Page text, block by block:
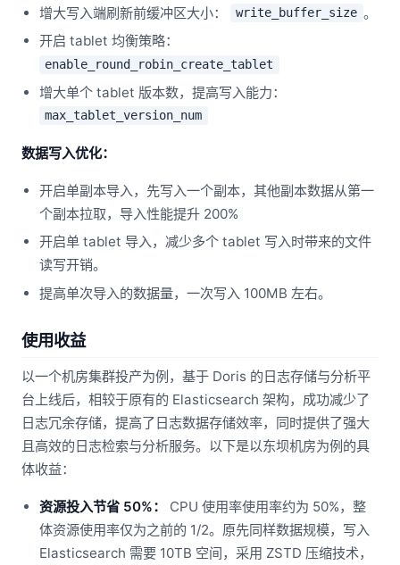
增大写入端刷新前缓冲区大小： write_buffer_size 。
开启 tablet 均衡策略：
enable_round_robin_create_tablet
增大单个 tablet 版本数，提高写入能力：
max_tablet_version_num
数据写入优化：
开启单副本导入，先写入一个副本，其他副本数据从第一
个副本拉取，导入性能提升 200%
开启单 tablet 导入，减少多个 tablet 写入时带来的文件
读写开销。
提高单次导入的数据量，一次写入 100MB 左右。
使用收益
以一个机房集群投产为例，基于 Doris 的日志存储与分析平
台上线后，相较于原有的 Elasticsearch 架构，成功减少了
日志冗余存储，提高了日志数据存储效率，同时提供了强大
且高效的日志检索与分析服务。以下是以东坝机房为例的具
体收益：
资源投入节省 50%：
CPU 使用率使用率约为 50%，整
体资源使用率仅为之前的 1/2。原先同样数据规模，写入
Elasticsearch 需要 10TB 空间，采用 ZSTD 压缩技术，